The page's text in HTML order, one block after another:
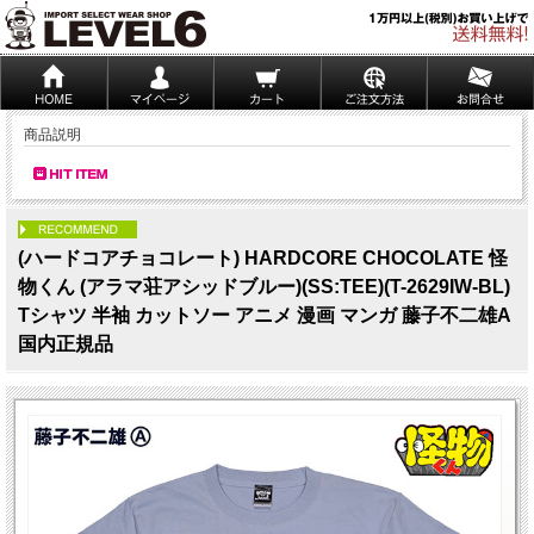
商品説明
(ハードコアチョコレート) HARDCORE CHOCOLATE 怪
物くん (アラマ荘アシッドブルー)(SS:TEE)(T-2629IW-BL)
Tシャツ 半袖 カットソー アニメ 漫画 マンガ 藤子不二雄A
国内正規品